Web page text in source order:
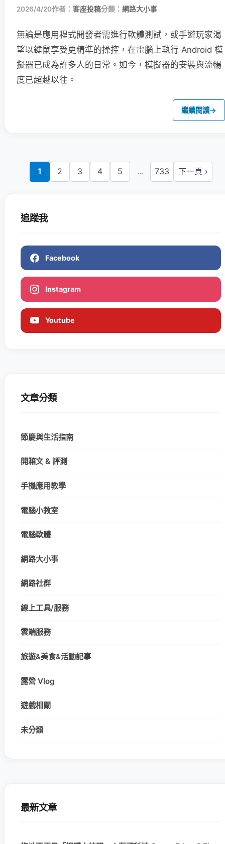
2026/4/20作者： 客座投稿分類： 網路大小事
無論是應用程式開發者需進行軟體測試，或手遊玩家渴
望以鍵鼠享受更精準的操控，在電腦上執行 Android 模
擬器已成為許多人的日常。如今，模擬器的安裝與流暢
度已超越以往。
繼續閱讀→
1 2 3 4 5 ... 733 下一頁 ›
追蹤我
Facebook
Instagram
Youtube
文章分類
節慶與生活指南
開箱文 & 評測
手機應用教學
電腦小教室
電腦軟體
網路大小事
網路社群
線上工具/服務
雲端服務
旅遊&美食&活動記事
露營 Vlog
遊戲相關
未分類
最新文章